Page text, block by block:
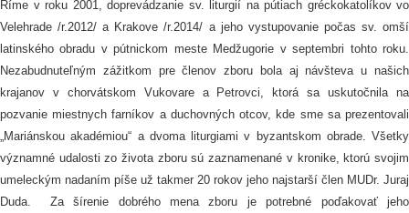
Ríme v roku 2001, doprevádzanie sv. liturgií na pútiach gréckokatolíkov vo
Velehrade /r.2012/ a Krakove /r.2014/ a jeho vystupovanie počas sv. omší
latinského obradu v pútnickom meste Medžugorie v septembri tohto roku.
Nezabudnuteľným zážitkom pre členov zboru bola aj návšteva u našich
krajanov v chorvátskom Vukovare a Petrovci, ktorá sa uskutočnila na
pozvanie miestnych farníkov a duchovných otcov, kde sme sa prezentovali
„Mariánskou akadémiou“ a dvoma liturgiami v byzantskom obrade. Všetky
významné udalosti zo života zboru sú zaznamenané v kronike, ktorú svojim
umeleckým nadaním píše už takmer 20 rokov jeho najstarší člen MUDr. Juraj
Duda. Za šírenie dobrého mena zboru je potrebné poďakovať jeho